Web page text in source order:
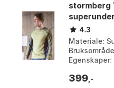
stormberg
4.3
Materiale:
Farge.
399 ,-